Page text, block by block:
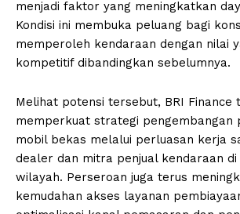
menjadi faktor yang meningkatkan
Kondisi ini membuka peluang bagi
memperoleh kendaraan dengan nilai
kompetitif dibandingkan sebelumnya.
Melihat potensi tersebut, BRI Finance
memperkuat strategi pengembangan
mobil bekas melalui perluasan kerja
dealer dan mitra penjual kendaraan
wilayah. Perseroan juga terus
kemudahan akses layanan